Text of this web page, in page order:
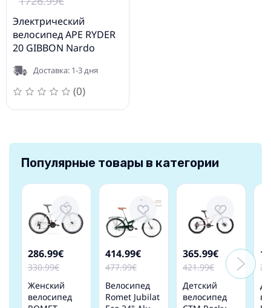
Электрический
велосипед APE RYDER
20 GIBBON Nardo
Доставка: 1-3 дня
(0)
Популярные товары в категории
286.99€
330.99€
Женский
велосипед
414.99€
477.99€
Bелосипед
Romet Jubilat
365.99€
421.99€
Детский
велосипед